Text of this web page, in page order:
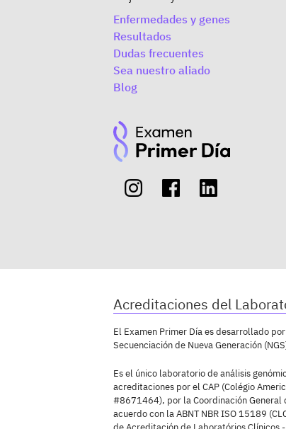
Enfermedades y genes
Resultados
Dudas frecuentes
Sea nuestro aliado
Blog
Acreditaciones del
El Examen Primer Día es desarrollado
Secuenciación de Nueva Generación
Es el único laboratorio de análisis
acreditaciones por el CAP (Colégio
#8671464), por la Coordinación
acuerdo con la ABNT NBR ISO 15189